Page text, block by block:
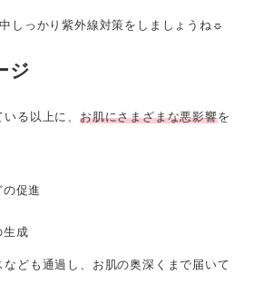
しっかり紫外線対策をしましょうね☼
ジ
る以上に、 お肌にさまざまな悪影響を
促進
生成
ども通過し、お肌の奥深くまで届いて